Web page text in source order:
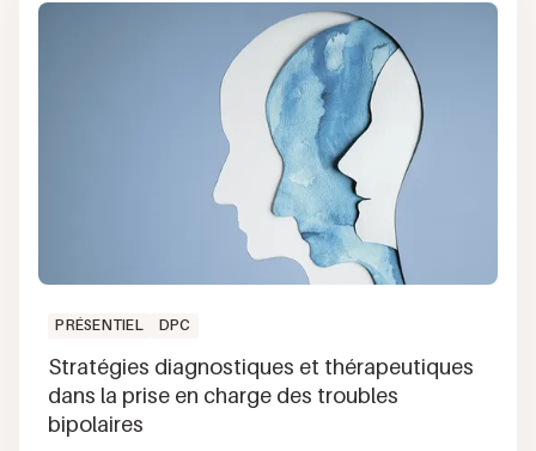
PRÉSENTIEL DPC
Stratégies diagnostiques et thérapeutiques
dans la prise en charge des troubles
bipolaires